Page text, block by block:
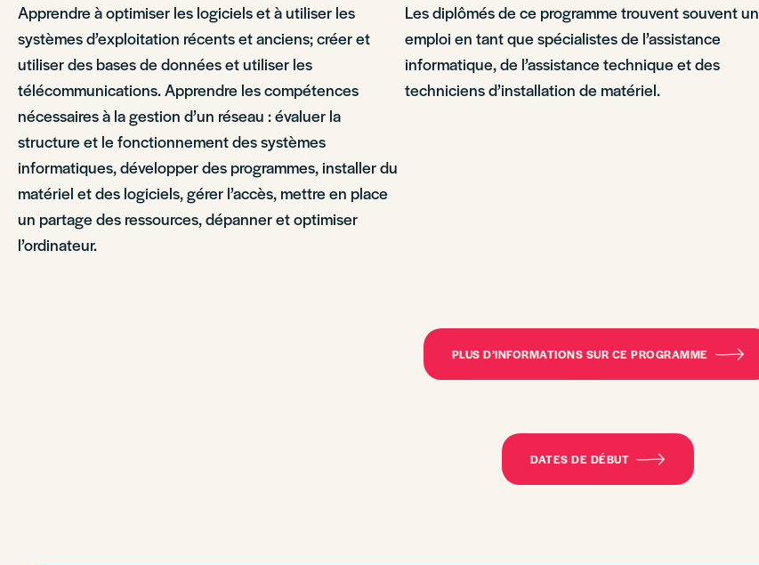
Apprendre à optimiser les logiciels et à utiliser les
systèmes d’exploitation récents et anciens; créer et
utiliser des bases de données et utiliser les
télécommunications. Apprendre les compétences
nécessaires à la gestion d’un réseau : évaluer la
structure et le fonctionnement des systèmes
informatiques, développer des programmes, installer du
matériel et des logiciels, gérer l’accès, mettre en place
un partage des ressources, dépanner et optimiser
l’ordinateur.
Les diplômés de ce programme trouvent souvent un
emploi en tant que spécialistes de l’assistance
informatique, de l’assistance technique et des
techniciens d’installation de matériel.
PLUS D’INFORMATIONS SUR CE PROGRAMME
DATES DE DÉBUT